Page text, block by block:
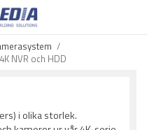
/
4K NVR och HDD
i olika storlek.